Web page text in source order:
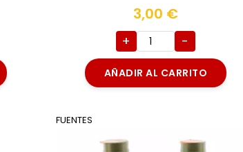
3,00 €
+ -
AÑADIR AL CARRITO
FUENTES